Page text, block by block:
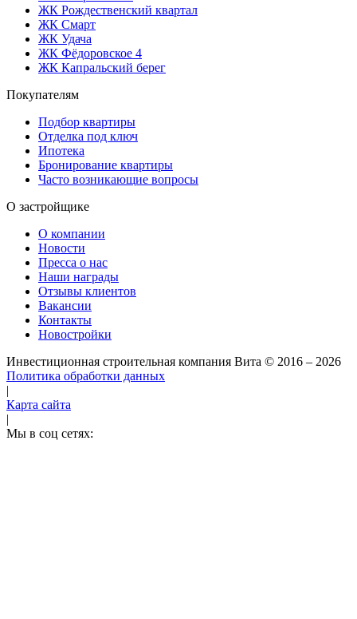
ЖК Рождественский квартал
ЖК Смарт
ЖК Удача
ЖК Фёдоровское 4
ЖК Капральский берег
Покупателям
Подбор квартиры
Отделка под ключ
Ипотека
Бронирование квартиры
Часто возникающие вопросы
О застройщике
О компании
Новости
Пресса о нас
Наши награды
Отзывы клиентов
Вакансии
Контакты
Новостройки
Инвестиционная строительная компания Вита © 2016 – 2026
Политика обработки данных
|
Карта сайта
|
Мы в соц сетях: